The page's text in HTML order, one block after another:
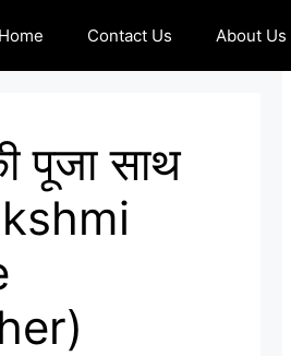
Home Contact Us About Us
पूजा साथ